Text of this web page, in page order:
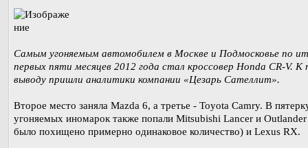
Самым угоняемым автомобилем в Москве и Подмосковье по
первых пяти месяцев 2012 года стал кроссовер Honda CR-V. К
выводу пришли аналитики компании «Цезарь Сателлит».
Второе место заняла Mazda 6, а третье - Toyota Camry. В
угоняемых иномарок также попали Mitsubishi Lancer и
было похищено примерно одинаковое количество) и Lexus RX.